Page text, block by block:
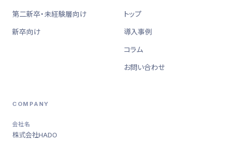
第二新卒・未経験層向け
新卒向け
トップ
導入事例
コラム
お問い合わせ
COMPANY
会社名
株式会社HADO